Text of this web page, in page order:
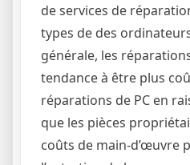
de services de
types de des
générale, les
tendance à être plus
réparations de PC en
que les pièces
coûts de main-d’œuvre